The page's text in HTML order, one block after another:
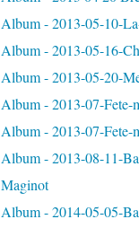
Album - 2013-05-10-
Album - 2013-05-16-
Album - 2013-05-20-
Album - 2013-07-Fete-
Album - 2013-07-Fete-
Album - 2013-08-11-
Maginot
Album - 2014-05-05-